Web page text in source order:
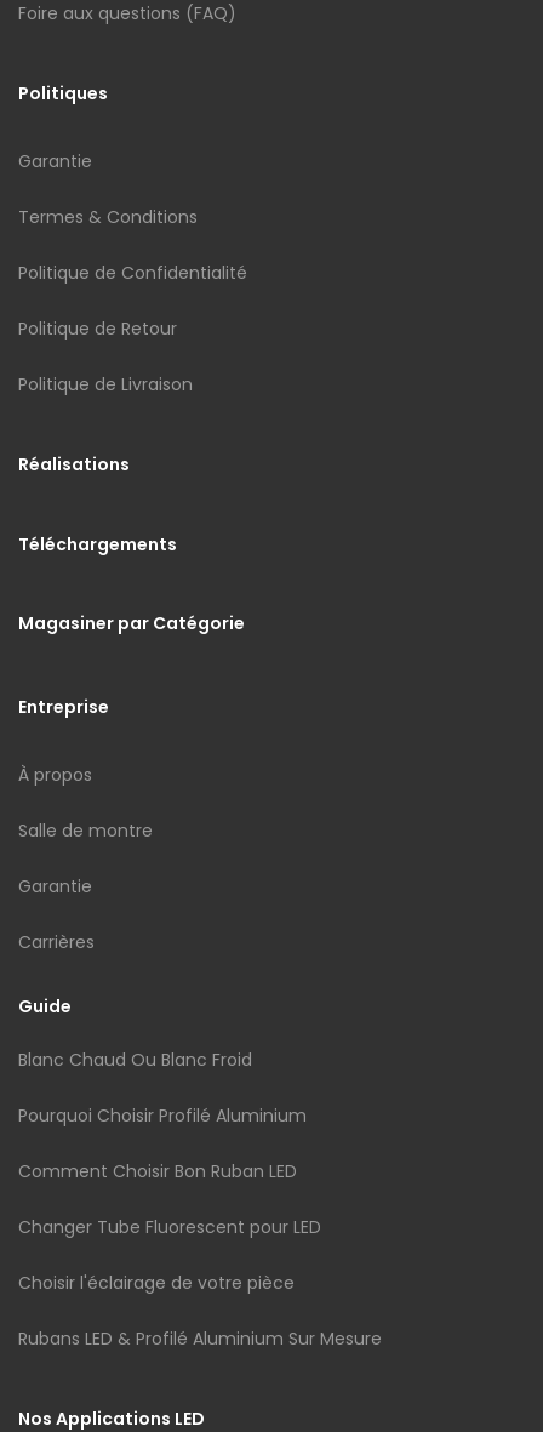
Foire aux questions (FAQ)
Politiques
Garantie
Termes & Conditions
Politique de Confidentialité
Politique de Retour
Politique de Livraison
Réalisations
Téléchargements
Magasiner par Catégorie
Entreprise
À propos
Salle de montre
Garantie
Carrières
Guide
Blanc Chaud Ou Blanc Froid
Pourquoi Choisir Profilé Aluminium
Comment Choisir Bon Ruban LED
Changer Tube Fluorescent pour LED
Choisir l'éclairage de votre pièce
Rubans LED & Profilé Aluminium Sur Mesure
Nos Applications LED